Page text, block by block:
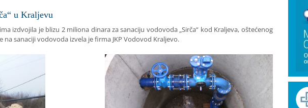
u Kraljevu
izdvojila je blizu 2 miliona dinara za sanaciju vodovoda „Sirča“ kod Kraljeva, oštećenog
sanaciji vodovoda izvela je firma JKP Vodovod Kraljevo.